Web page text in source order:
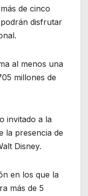
de cinco
disfrutar
al menos una
millones de
invitado a la
la presencia de
Disney.
en los que la
más de 5